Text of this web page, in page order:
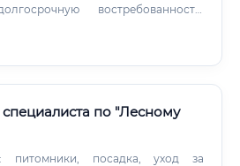
востребованность:
с двойной компетенцией.
из-за искусственного интеллекта
специалиста по "Лесному
питомники, посадка, уход за